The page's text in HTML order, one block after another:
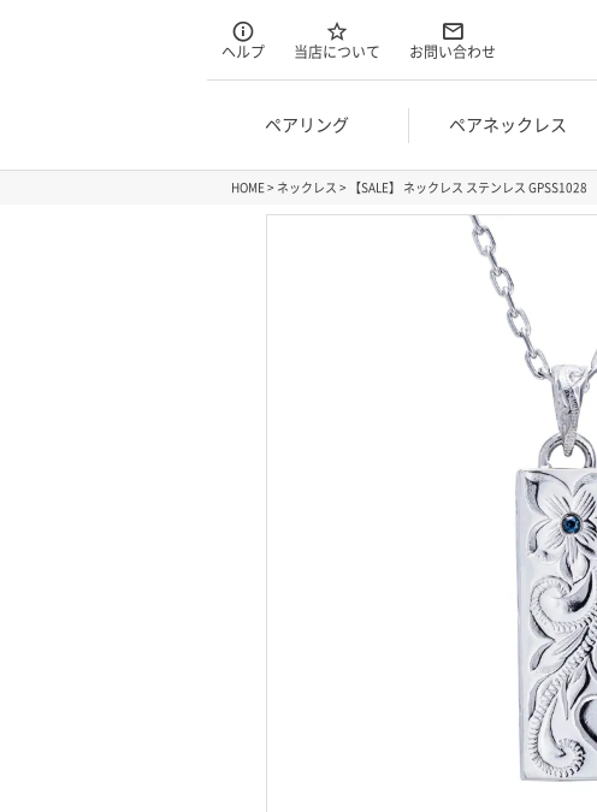
ヘルプ 当店について お問い合わせ
ペアリング ペアネックレス
HOME ネックレス 【SALE】 ネックレス ステンレス GPSS1028